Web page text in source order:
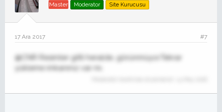
Master Moderator Site Kurucusu
17 Ara 2017 #7
@CNR Resimler gitti heralde, görünmüyor.Tekrar
yükleme imkanınız var mı.